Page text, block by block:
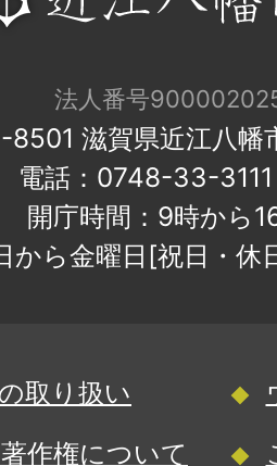
法人番号
滋賀県近江八幡
電話：0748-33-
開庁時間：9時から
から金曜日[祝日・
取り扱い
作権について